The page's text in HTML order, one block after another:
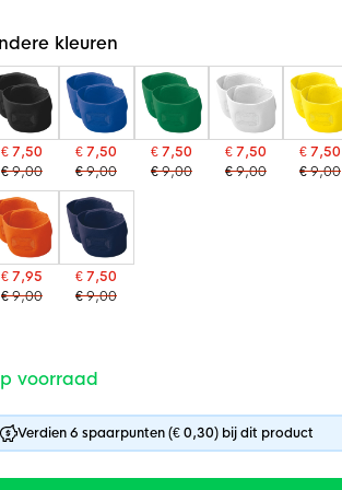
kleuren
€ 7,50
€ 9,00
€ 7,50
€ 9,00
€ 7,50
€ 9,00
€ 7,50
€ 9,00
€ 7,50
€ 9,00
€ 7,95
€ 9,00
€ 7,50
€ 9,00
voorraad
Verdien 6 spaarpunten (€ 0,30) bij dit product